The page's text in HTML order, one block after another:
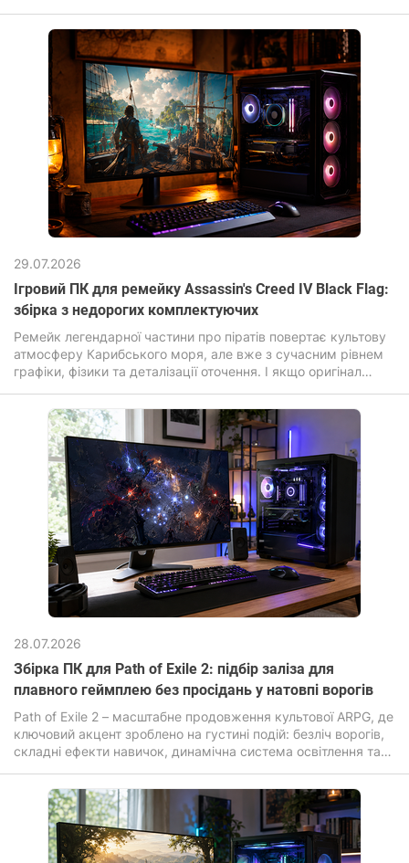
новинок.
29.07.2026
Ігровий ПК для ремейку Assassin's Creed IV Black Flag:
збірка з недорогих комплектуючих
Ремейк легендарної частини про піратів повертає культову
атмосферу Карибського моря, але вже з сучасним рівнем
графіки, фізики та деталізації оточення. І якщо оригінал
Assassin's Creed Black Flag Resynced посилює візуальну
частину: перероблені текстури, покращене освітлення,
реалістична вода та «живіший» відкритий світ. Гра
перенесена на просунутий рушій Anvil з підтримкою
ілюмінування та трасування променів.
28.07.2026
Збірка ПК для Path of Exile 2: підбір заліза для
плавного геймплею без просідань у натовпі ворогів
Path of Exile 2 – масштабне продовження культової ARPG, де
ключовий акцент зроблено на густині подій: безліч ворогів,
складні ефекти навичок, динамічна система освітлення та